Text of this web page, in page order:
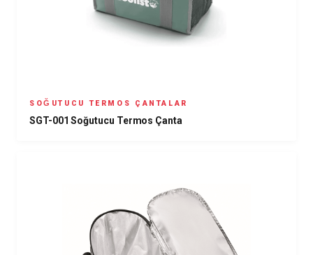
SOĞUTUCU TERMOS ÇANTALAR
SGT-001 Soğutucu Termos Çanta